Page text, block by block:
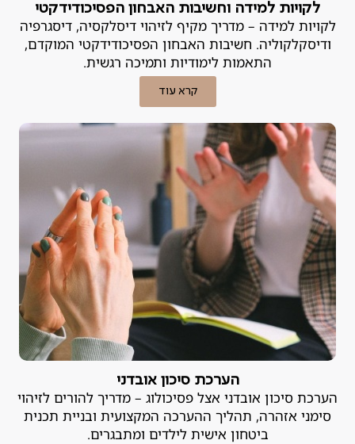
לקויות למידה וחשיבות האבחון הפסיכודידקטי
לקויות למידה – מדריך מקיף לזיהוי דיסלקסיה, דיסגרפיה
ודיסקלקוליה. חשיבות האבחון הפסיכודידקטי המוקדם,
התאמות לימודיות ותמיכה רגשית.
קרא עוד
הערכת סיכון אובדני
הערכת סיכון אובדני אצל פסיכולוג – מדריך להורים לזיהוי
סימני אזהרה, תהליך ההערכה המקצועית ובניית תכנית
ביטחון אישית לילדים ומתבגרים.